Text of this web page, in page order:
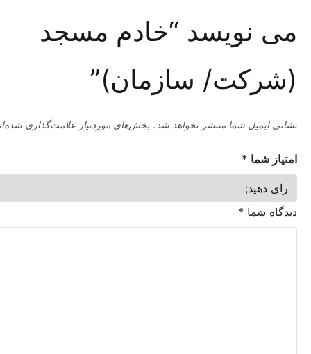
“خادم مسجد
سازمان)”
شما منتشر نخواهد شد. بخش‌های موردنیاز علامت‌گذاری شده‌اند*
*
*